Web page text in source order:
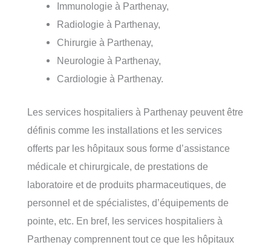
Immunologie à Parthenay,
Radiologie à Parthenay,
Chirurgie à Parthenay,
Neurologie à Parthenay,
Cardiologie à Parthenay.
Les services hospitaliers à Parthenay peuvent être
définis comme les installations et les services
offerts par les hôpitaux sous forme d’assistance
médicale et chirurgicale, de prestations de
laboratoire et de produits pharmaceutiques, de
personnel et de spécialistes, d’équipements de
pointe, etc. En bref, les services hospitaliers à
Parthenay comprennent tout ce que les hôpitaux